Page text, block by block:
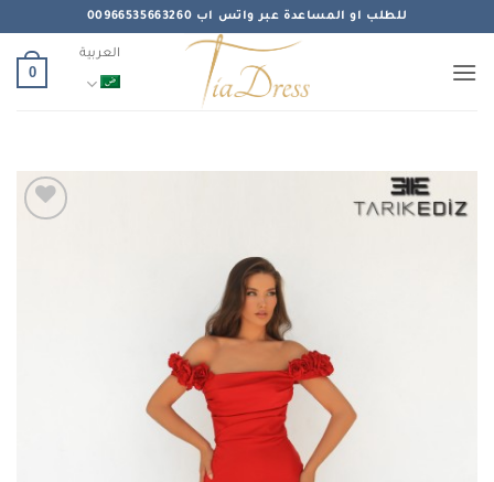
للطلب او المساعدة عبر واتس اب 00966535663260
العربية
0